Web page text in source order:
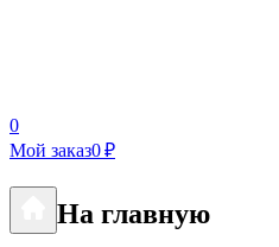
0
Мой заказ0 ₽
На главную